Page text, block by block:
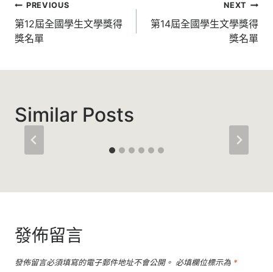
PREVIOUS
第12屆全國學生文學獎得
獎名單
NEXT
第14屆全國學生文學獎得
獎名單
Similar Posts
發佈留言
發佈留言必須填寫的電子郵件地址不會公開。 必填欄位標示為 *